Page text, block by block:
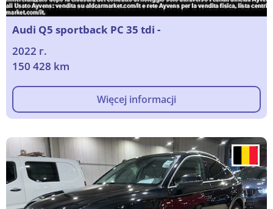
Audi Q5 sportback PC 35 tdi -
2022 г.
150 428 km
Więcej informacji